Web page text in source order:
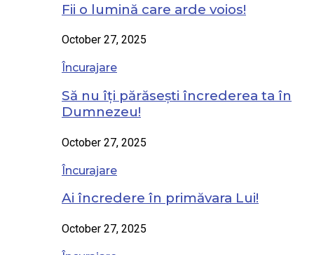
Fii o lumină care arde voios!
October 27, 2025
Încurajare
Să nu îți părăsești încrederea ta în
Dumnezeu!
October 27, 2025
Încurajare
Ai încredere în primăvara Lui!
October 27, 2025